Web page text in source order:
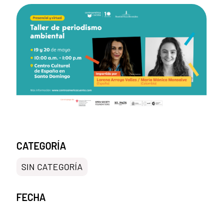
CATEGORÍA
SIN CATEGORÍA
FECHA